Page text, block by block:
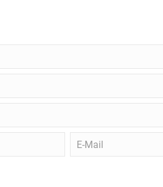
E-
Mail